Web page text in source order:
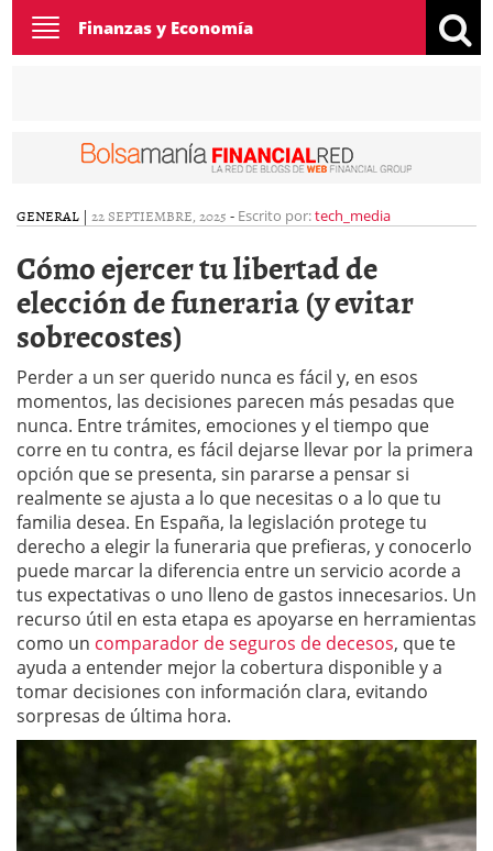
Toggle
navigation
Finanzas y Economía
GENERAL | 22 SEPTIEMBRE, 2025 - Escrito por:tech_media
Cómo ejercer tu libertad de
elección de funeraria (y evitar
sobrecostes)
Perder a un ser querido nunca es fácil y, en esos
momentos, las decisiones parecen más pesadas que
nunca. Entre trámites, emociones y el tiempo que
corre en tu contra, es fácil dejarse llevar por la primera
opción que se presenta, sin pararse a pensar si
realmente se ajusta a lo que necesitas o a lo que tu
familia desea. En España, la legislación protege tu
derecho a elegir la funeraria que prefieras, y conocerlo
puede marcar la diferencia entre un servicio acorde a
tus expectativas o uno lleno de gastos innecesarios. Un
recurso útil en esta etapa es apoyarse en herramientas
como un comparador de seguros de decesos, que te
ayuda a entender mejor la cobertura disponible y a
tomar decisiones con información clara, evitando
sorpresas de última hora.